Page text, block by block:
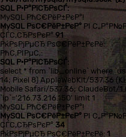
SQL Р·Р°РїСЂРѕСЃ:
MySQL РћС€РёР±РєР°!
MySQL РѕС€РёР±РєР° РІ
СЃС‚СЂРѕРєР° 91
РќРѕРјРµСЂ РѕС€РёР±РєРё:
РћС‚РІРµС‚:
SQL Р·Р°РїСЂРѕСЃ:
select * from `lib_online` where
14; Pixel 8) AppleWebKit/537.36
Mobile Safari/537.36; ClaudeBot/
`ip`='216.73.216.150' limit 1
MySQL РћС€РёР±РєР°!
MySQL РѕС€РёР±РєР° РІ
СЃС‚СЂРѕРєР°34
РќРѕРјРµСЂ РѕС€РёР±РєРё: 1